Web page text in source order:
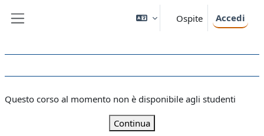
Ospite Accedi
Questo corso al momento non è disponibile agli studenti
Continua